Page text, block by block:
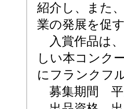
紹介し、また
業の発展を促
入賞作品は
しい本コンク
にフランクフ
募集期間 平